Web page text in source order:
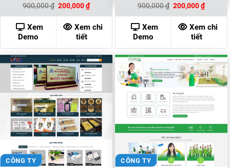
900,000₫ Giá
là:
900,000 ₫.
200,000₫Giá
hiện
tại
là:
200,000 ₫.
Xem
Demo
Xem chi
tiết
900,000₫ Giá
là:
900,000 ₫.
200,000₫Giá
hiện
tại
là:
Xem
Demo
Xem chi
tiết
CÔNG TY CÔNG TY